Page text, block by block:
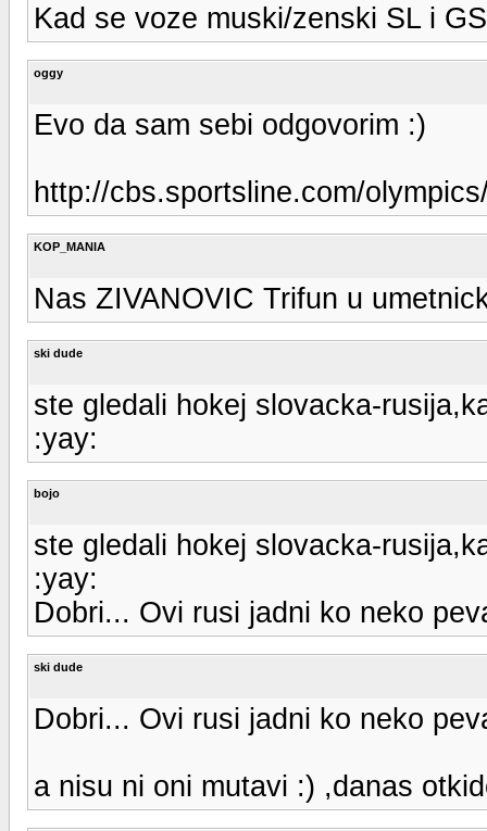
Kad se voze muski/zenski SL i
oggy
Evo da sam sebi odgovorim :)
http://cbs.sportsline.com/
KOP_MANIA
Nas ZIVANOVIC Trifun u
ski dude
ste gledali hokej slovacka-
:yay:
bojo
ste gledali hokej slovacka-
:yay:
Dobri... Ovi rusi jadni ko neko
ski dude
Dobri... Ovi rusi jadni ko neko
a nisu ni oni mutavi :) ,danas